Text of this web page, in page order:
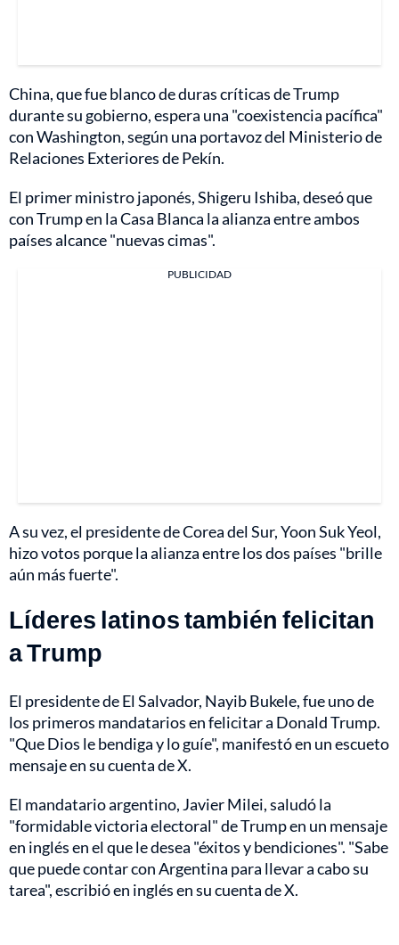
China, que fue blanco de duras críticas de Trump
durante su gobierno, espera una "coexistencia pacífica"
con Washington, según una portavoz del Ministerio de
Relaciones Exteriores de Pekín.
El primer ministro japonés, Shigeru Ishiba, deseó que
con Trump en la Casa Blanca la alianza entre ambos
países alcance "nuevas cimas".
PUBLICIDAD
A su vez, el presidente de Corea del Sur, Yoon Suk Yeol,
hizo votos porque la alianza entre los dos países "brille
aún más fuerte".
Líderes latinos también felicitan
a Trump
El presidente de El Salvador, Nayib Bukele, fue uno de
los primeros mandatarios en felicitar a Donald Trump.
"Que Dios le bendiga y lo guíe", manifestó en un escueto
mensaje en su cuenta de X.
El mandatario argentino, Javier Milei, saludó la
"formidable victoria electoral" de Trump en un mensaje
en inglés en el que le desea "éxitos y bendiciones". "Sabe
que puede contar con Argentina para llevar a cabo su
tarea", escribió en inglés en su cuenta de X.